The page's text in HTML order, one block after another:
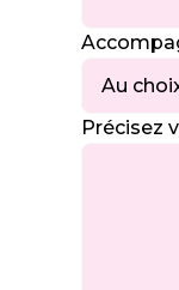
Précisez